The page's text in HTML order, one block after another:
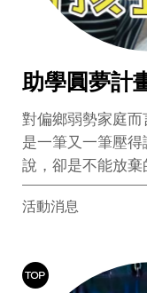
助學圓夢計
對偏鄉弱勢家庭
是一筆又一筆壓
說，卻是不能放棄
活動消息